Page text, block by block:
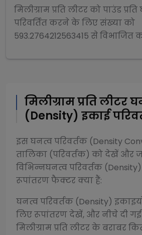
मिलीग्राम प्रति लीटरकोपाउंड
परिवर्तित करने के लिए संख्या को
593.2764212563415 सेविभाजित
मिलीग्राम प्रति लीटर
(Density) इकाई
इसघनत्व परिवर्तक (Density
तालिका (परिवर्तक) को देखें और
विभिन्नघनत्व परिवर्तक (Density)
रूपांतरण फैक्टर क्या हैं:
घनत्व परिवर्तक (Density)
लिए रूपांतरण देखें, और नीचे दी गई
मिलीग्राम प्रति लीटरके बराबर